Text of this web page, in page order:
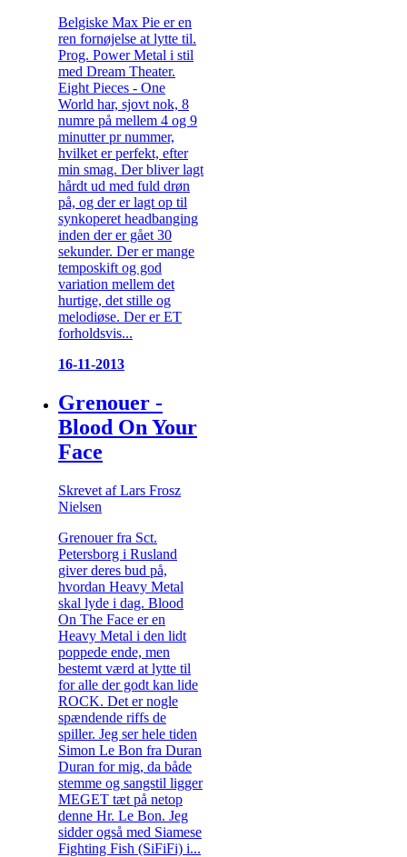
Belgiske Max Pie er en
ren fornøjelse at lytte til.
Prog. Power Metal i stil
med Dream Theater.
Eight Pieces - One
World har, sjovt nok, 8
numre på mellem 4 og 9
minutter pr nummer,
hvilket er perfekt, efter
min smag. Der bliver lagt
hårdt ud med fuld drøn
på, og der er lagt op til
synkoperet headbanging
inden der er gået 30
sekunder. Der er mange
temposkift og god
variation mellem det
hurtige, det stille og
melodiøse. Der er ET
forholdsvis...
16-11-2013
Grenouer -
Blood On Your
Face
Skrevet af Lars Frosz
Nielsen
Grenouer fra Sct.
Petersborg i Rusland
giver deres bud på,
hvordan Heavy Metal
skal lyde i dag. Blood
On The Face er en
Heavy Metal i den lidt
poppede ende, men
bestemt værd at lytte til
for alle der godt kan lide
ROCK. Det er nogle
spændende riffs de
spiller. Jeg ser hele tiden
Simon Le Bon fra Duran
Duran for mig, da både
stemme og sangstil ligger
MEGET tæt på netop
denne Hr. Le Bon. Jeg
sidder også med Siamese
Fighting Fish (SiFiFi) i...